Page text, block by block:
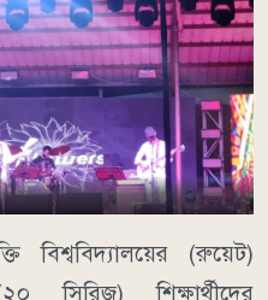
বিশ্ববিদ্যালয়ের (রুয়েট)
সিরিজ) শিক্ষার্থীদের